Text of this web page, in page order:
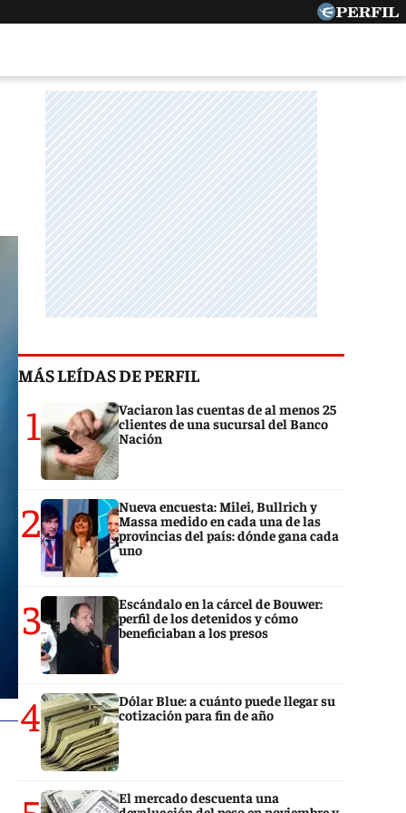
MÁS LEÍDAS DE PERFIL
1
Vaciaron las cuentas de al menos 25
clientes de una sucursal del Banco
Nación
2
Nueva encuesta: Milei, Bullrich y
Massa medido en cada una de las
provincias del país: dónde gana cada
uno
3
Escándalo en la cárcel de Bouwer:
perfil de los detenidos y cómo
beneficiaban a los presos
4
Dólar Blue: a cuánto puede llegar su
cotización para fin de año
El mercado descuenta una